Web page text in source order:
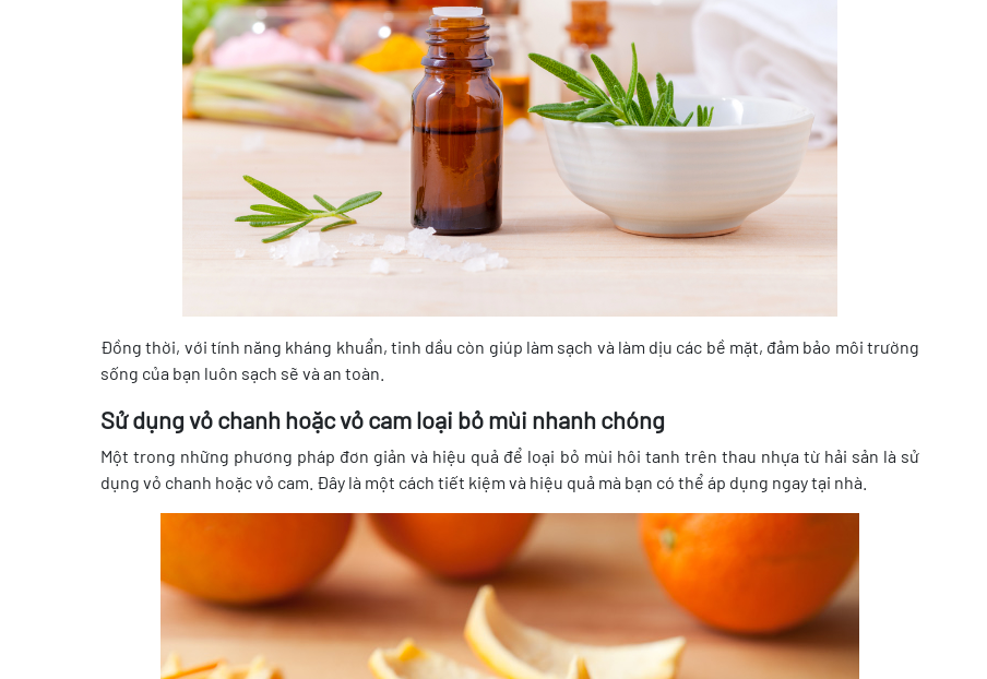
Đồng thời, với tính năng kháng khuẩn, tinh dầu còn giúp làm sạch và làm dịu các bề mặt, đảm bảo môi trường
sống của bạn luôn sạch sẽ và an toàn.
Sử dụng vỏ chanh hoặc vỏ cam loại bỏ mùi nhanh chóng
Một trong những phương pháp đơn giản và hiệu quả để loại bỏ mùi hôi tanh trên thau nhựa từ hải sản là sử
dụng vỏ chanh hoặc vỏ cam. Đây là một cách tiết kiệm và hiệu quả mà bạn có thể áp dụng ngay tại nhà.